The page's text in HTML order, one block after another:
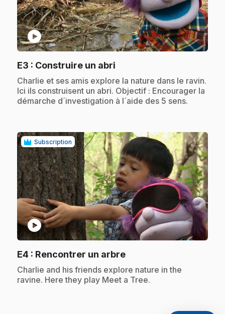
play_circle
E3 : Construire un abri
.Charlie et ses amis explore la nature dans le ravin.
Ici ils construisent un abri. Objectif : Encourager la
démarche d´investigation à l´aide des 5 sens.
Subscription
play_circle
E4 : Rencontrer un arbre.
.Charlie and his friends explore nature in the
ravine. Here they play Meet a Tree.